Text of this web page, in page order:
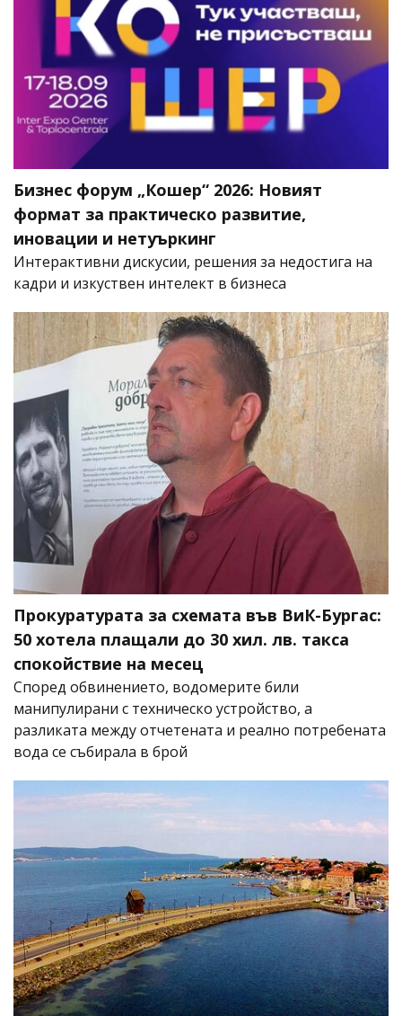
Бизнес форум „Кошер“ 2026: Новият
формат за практическо развитие,
иновации и нетуъркинг
Интерактивни дискусии, решения за недостига на
кадри и изкуствен интелект в бизнеса
Прокуратурата за схемата във ВиК-Бургас:
50 хотела плащали до 30 хил. лв. такса
спокойствие на месец
Според обвинението, водомерите били
манипулирани с техническо устройство, а
разликата между отчетената и реално потребената
вода се събирала в брой